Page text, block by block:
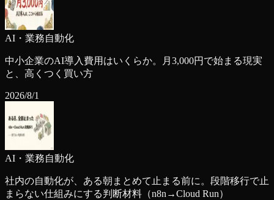
AI・業務自動化
中小企業のAI導入費用はいくらか。月3,000円で始まる現実
と、高くつく買い方
2026/8/1
AI・業務自動化
社内の自動化が、ある朝まとめて止まる前に。段階移行で止
まらない仕組みにする判断材料（n8n→Cloud Run）